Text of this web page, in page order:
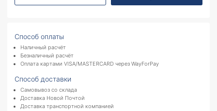
Способ оплаты
Наличный расчёт
Безналичный расчёт
Оплата картами VISA/MASTERCARD через WayForPay
Способ доставки
Самовывоз со склада
Доставка Новой Почтой
Доставка транспортной компанией